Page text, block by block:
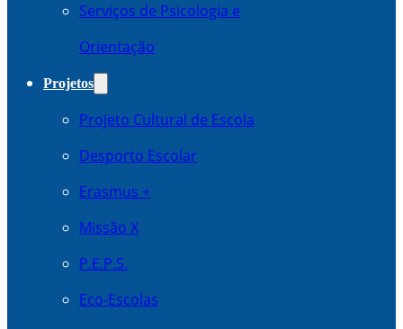
Serviços de Psicologia e
Orientação
Projetos
Projeto Cultural de Escola
Desporto Escolar
Erasmus +
Missão X
P.E.P.S.
Eco-Escolas